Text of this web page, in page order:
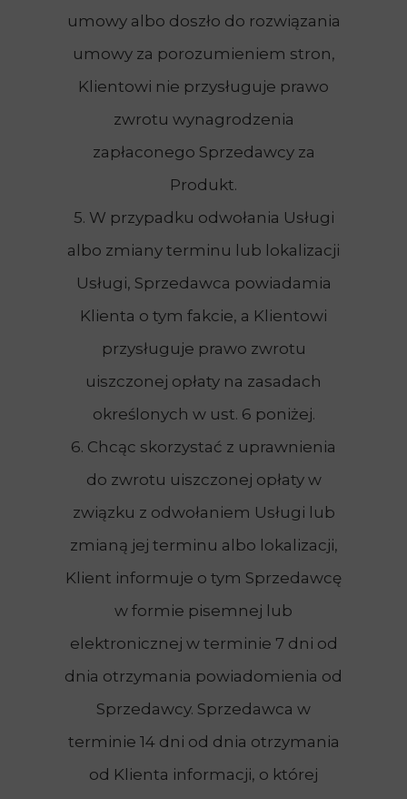
umowy albo doszło do rozwiązania
umowy za porozumieniem stron,
Klientowi nie przysługuje prawo
zwrotu wynagrodzenia
zapłaconego Sprzedawcy za
Produkt.
5. W przypadku odwołania Usługi
albo zmiany terminu lub lokalizacji
Usługi, Sprzedawca powiadamia
Klienta o tym fakcie, a Klientowi
przysługuje prawo zwrotu
uiszczonej opłaty na zasadach
określonych w ust. 6 poniżej.
6. Chcąc skorzystać z uprawnienia
do zwrotu uiszczonej opłaty w
związku z odwołaniem Usługi lub
zmianą jej terminu albo lokalizacji,
Klient informuje o tym Sprzedawcę
w formie pisemnej lub
elektronicznej w terminie 7 dni od
dnia otrzymania powiadomienia od
Sprzedawcy. Sprzedawca w
terminie 14 dni od dnia otrzymania
od Klienta informacji, o której